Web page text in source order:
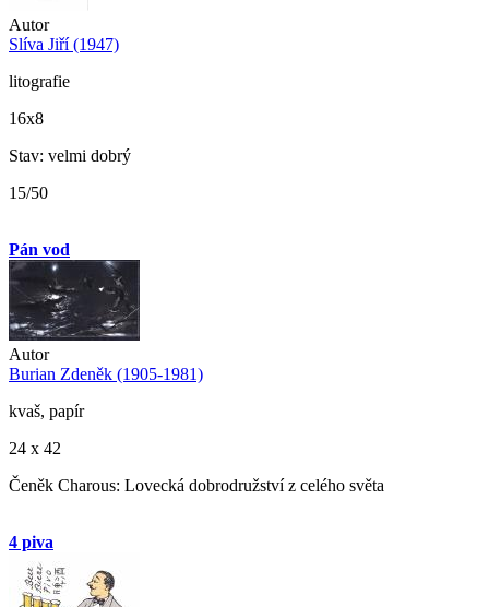
Autor
Slíva Jiří (1947)
litografie
16x8
Stav: velmi dobrý
15/50
Pán vod
Autor
Burian Zdeněk (1905-1981)
kvaš, papír
24 x 42
Čeněk Charous: Lovecká dobrodružství z celého světa
4 piva